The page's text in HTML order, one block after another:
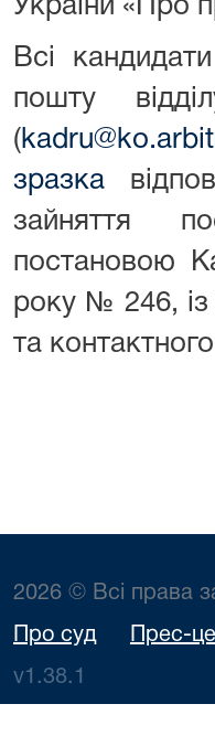
України «Про
Всі
пошту
(
зразка
зайняття
постановою
року № 246, із
та
2026 © Всі права
Про суд Прес-
v1.38.1